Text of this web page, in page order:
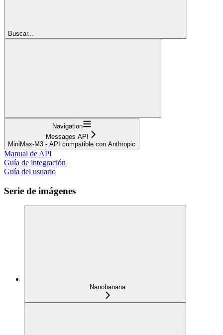
Buscar...
Navigation
Messages API
MiniMax-M3 - API compatible con Anthropic
Manual de API
Guía de integración
Guía del usuario
Serie de imágenes
Nanobanana